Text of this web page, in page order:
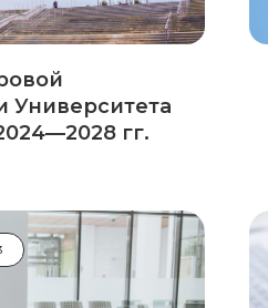
Университета
гг.